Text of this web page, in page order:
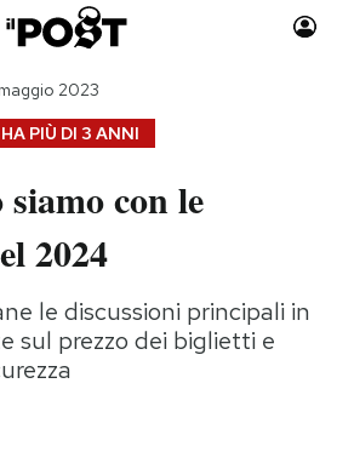
Auto
Moda
Consumismi
Storie/Idee
Ok Boomer!
PIÙ DI 3 ANNI
2023
con le
2024
le discussioni principali in
sul prezzo dei biglietti e